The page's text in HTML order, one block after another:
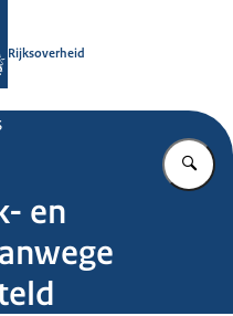
Rijksoverheid
en